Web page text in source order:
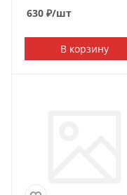
630 ₽/шт
В корзину